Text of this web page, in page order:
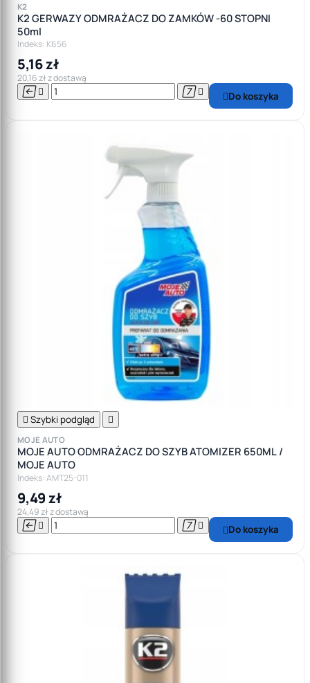
K2
K2 GERWAZY ODMRAŻACZ DO ZAMKÓW -60 STOPNI
50ml
Indeks: K656
5,16 zł
20,16 zł z dostawą
    Do koszyka
 Szybki podgląd 
MOJE AUTO
MOJE AUTO ODMRAŻACZ DO SZYB ATOMIZER 650ML /
MOJE AUTO
Indeks: AMT25-011
9,49 zł
24,49 zł z dostawą
    Do koszyka